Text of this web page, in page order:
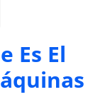
Es El